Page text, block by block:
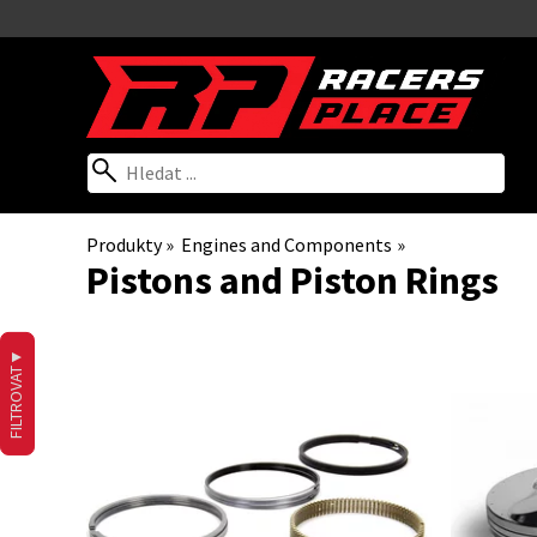
Produkty ‪» Engines and Components ‪»
Pistons and Piston Rings
FILTROVAT
▼